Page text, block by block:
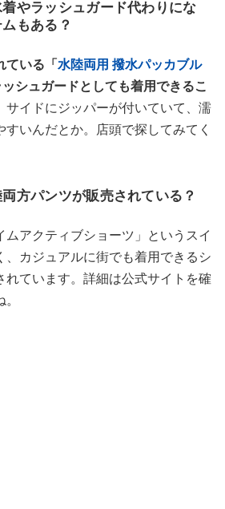
やラッシュガード代わりにな
もある？
ている「水陸両用 撥水パッカブル
ッシュガードとしても着用できるこ
サイドにジッパーが付いていて、濡
いんだとか。店頭で探してみてく
方パンツが販売されている？
ムアクティブショーツ」というスイ
、カジュアルに街でも着用できるシ
れています。詳細は公式サイトを確